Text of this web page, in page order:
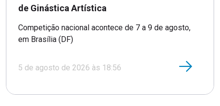
de Ginástica Artística
Competição nacional acontece de 7 a 9 de agosto,
em Brasília (DF)
5 de agosto de 2026 às 18:56